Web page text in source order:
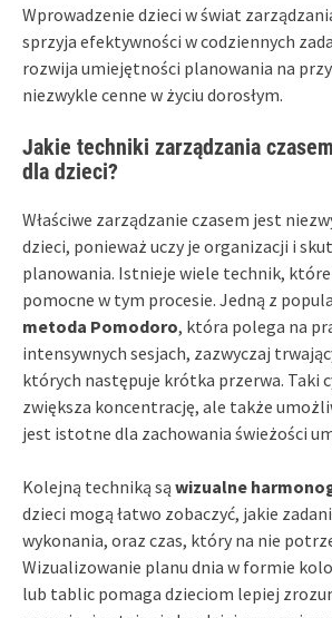
Wprowadzenie dzieci w świat
sprzyja efektywności w codziennych
rozwija umiejętności planowania na
niezwykle cenne w życiu dorosłym.
Jakie techniki zarządzania
dla dzieci?
Właściwe zarządzanie czasem jest
dzieci, ponieważ uczy je organizacji i
planowania. Istnieje wiele technik,
pomocne w tym procesie. Jedną z
metoda Pomodoro, która polega na
intensywnych sesjach, zazwyczaj
których następuje krótka przerwa. Taki
zwiększa koncentrację, ale także
jest istotne dla zachowania świeżości
Kolejną techniką są wizualne
dzieci mogą łatwo zobaczyć, jakie
wykonania, oraz czas, który na nie
Wizualizowanie planu dnia w formie
lub tablic pomaga dzieciom lepiej